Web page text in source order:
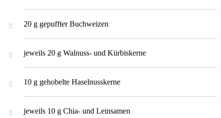
20 g gepuffter Buchweizen
jeweils 20 g Walnuss- und Kürbiskerne
10 g gehobelte Haselnusskerne
jeweils 10 g Chia- und Leinsamen